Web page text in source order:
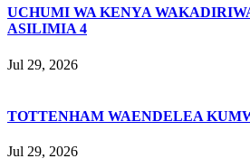
UCHUMI WA KENYA
ASILIMIA 4
Jul 29, 2026
TOTTENHAM WAENDELEA
Jul 29, 2026